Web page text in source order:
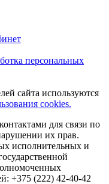
персональных
сайта используются
cookies.
для связи по
их прав.
исполнительных и
+375 (222) 42-40-42